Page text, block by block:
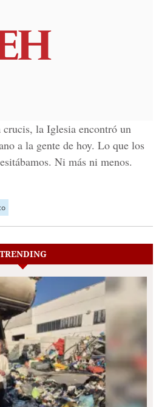
la Iglesia encontró un
a la gente de hoy. Lo que los
Ni más ni menos.
TRENDING